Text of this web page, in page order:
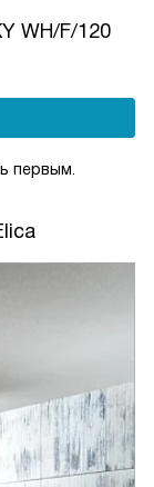
WH/F/120
первым.